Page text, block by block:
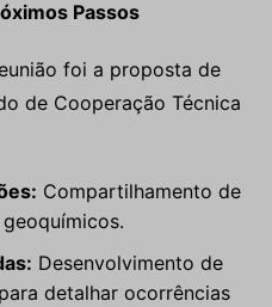
Passos
foi a proposta de
de Cooperação Técnica
Compartilhamento de
Desenvolvimento de
detalhar ocorrências